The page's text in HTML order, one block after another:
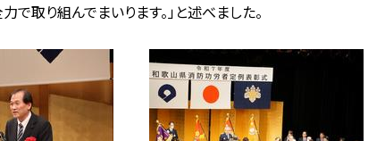
取り組んでまいります。」と述べました。